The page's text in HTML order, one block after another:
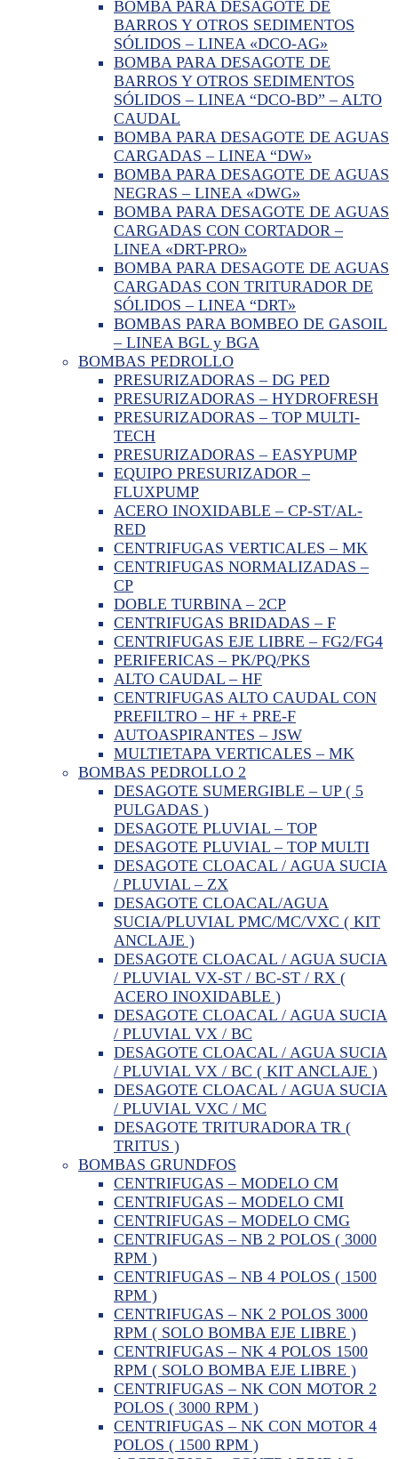
BOMBA PARA DESAGOTE DE
BARROS Y OTROS SEDIMENTOS
SÓLIDOS – LINEA «DCO-AG»
BOMBA PARA DESAGOTE DE
BARROS Y OTROS SEDIMENTOS
SÓLIDOS – LINEA “DCO-BD” – ALTO
CAUDAL
BOMBA PARA DESAGOTE DE AGUAS
CARGADAS – LINEA “DW»
BOMBA PARA DESAGOTE DE AGUAS
NEGRAS – LINEA «DWG»
BOMBA PARA DESAGOTE DE AGUAS
CARGADAS CON CORTADOR –
LINEA «DRT-PRO»
BOMBA PARA DESAGOTE DE AGUAS
CARGADAS CON TRITURADOR DE
SÓLIDOS – LINEA “DRT»
BOMBAS PARA BOMBEO DE GASOIL
– LINEA BGL y BGA
BOMBAS PEDROLLO
PRESURIZADORAS – DG PED
PRESURIZADORAS – HYDROFRESH
PRESURIZADORAS – TOP MULTI-
TECH
PRESURIZADORAS – EASYPUMP
EQUIPO PRESURIZADOR –
FLUXPUMP
ACERO INOXIDABLE – CP-ST/AL-
RED
CENTRIFUGAS VERTICALES – MK
CENTRIFUGAS NORMALIZADAS –
CP
DOBLE TURBINA – 2CP
CENTRIFUGAS BRIDADAS – F
CENTRIFUGAS EJE LIBRE – FG2/FG4
PERIFERICAS – PK/PQ/PKS
ALTO CAUDAL – HF
CENTRIFUGAS ALTO CAUDAL CON
PREFILTRO – HF + PRE-F
AUTOASPIRANTES – JSW
MULTIETAPA VERTICALES – MK
BOMBAS PEDROLLO 2
DESAGOTE SUMERGIBLE – UP ( 5
PULGADAS )
DESAGOTE PLUVIAL – TOP
DESAGOTE PLUVIAL – TOP MULTI
DESAGOTE CLOACAL / AGUA SUCIA
/ PLUVIAL – ZX
DESAGOTE CLOACAL/AGUA
SUCIA/PLUVIAL PMC/MC/VXC ( KIT
ANCLAJE )
DESAGOTE CLOACAL / AGUA SUCIA
/ PLUVIAL VX-ST / BC-ST / RX (
ACERO INOXIDABLE )
DESAGOTE CLOACAL / AGUA SUCIA
/ PLUVIAL VX / BC
DESAGOTE CLOACAL / AGUA SUCIA
/ PLUVIAL VX / BC ( KIT ANCLAJE )
DESAGOTE CLOACAL / AGUA SUCIA
/ PLUVIAL VXC / MC
DESAGOTE TRITURADORA TR (
TRITUS )
BOMBAS GRUNDFOS
CENTRIFUGAS – MODELO CM
CENTRIFUGAS – MODELO CMI
CENTRIFUGAS – MODELO CMG
CENTRIFUGAS – NB 2 POLOS ( 3000
RPM )
CENTRIFUGAS – NB 4 POLOS ( 1500
RPM )
CENTRIFUGAS – NK 2 POLOS 3000
RPM ( SOLO BOMBA EJE LIBRE )
CENTRIFUGAS – NK 4 POLOS 1500
RPM ( SOLO BOMBA EJE LIBRE )
CENTRIFUGAS – NK CON MOTOR 2
POLOS ( 3000 RPM )
CENTRIFUGAS – NK CON MOTOR 4
POLOS ( 1500 RPM )